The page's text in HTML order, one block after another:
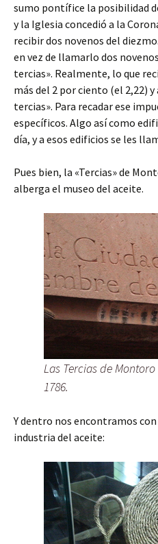
sumo pontífice la posibilidad
y la Iglesia concedió a la
recibir dos novenos del
en vez de llamarlo dos
tercias». Realmente, lo que
más del 2 por ciento (el 2,22)
tercias». Para recadar ese
específicos. Algo así como
día, y a esos edificios se les
Pues bien, la «Tercias» de
alberga el museo del aceite.
Las Tercias de
1786.
Y dentro nos encontramos
industria del aceite: